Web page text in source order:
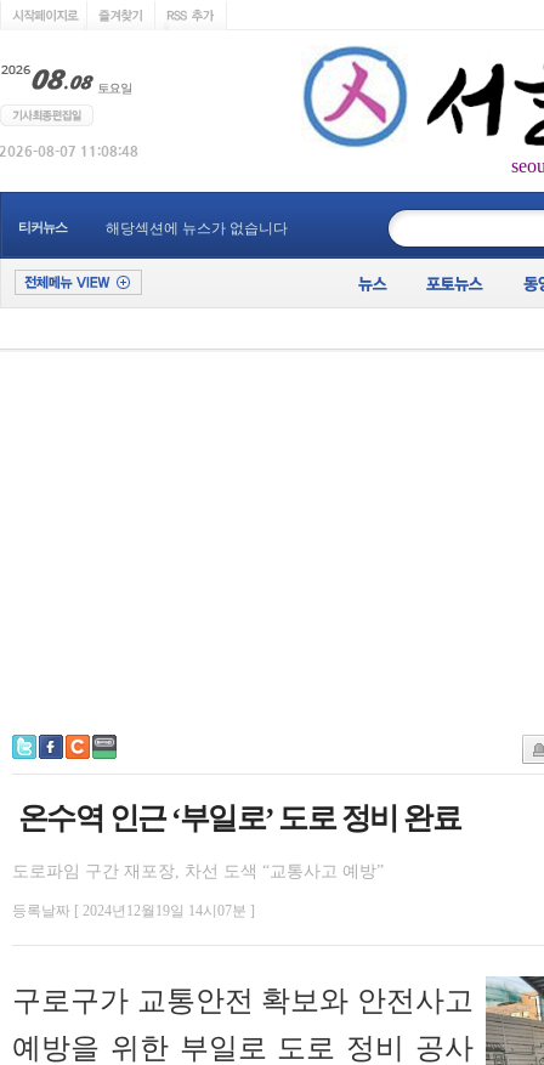
티커뉴스 해당섹션에 뉴스가 없습니다
온수역 인근 ‘부일로’ 도로 정비 완료
도로파임 구간 재포장, 차선 도색 “교통사고 예방”
등록날짜 [ 2024년12월19일 14시07분 ]
구로구가 교통안전 확보와 안전사고
예방을 위한 부일로 도로 정비 공사